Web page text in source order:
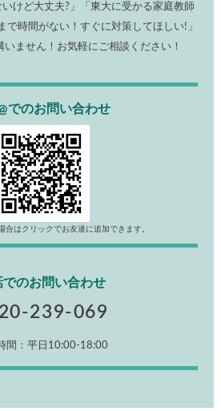
いけど大丈夫?」「東大に受かる家庭教師
で時間がない！すぐに対策してほしい!」
ません！お気軽にご相談ください！
でのお問い合わせ
合はクリックでお友達に追加できます。
でのお問い合わせ
239-069
間：平日10:00-18:00